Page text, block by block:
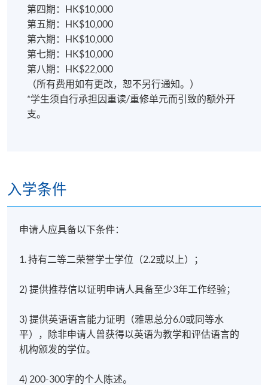
过程中的担任的角色和重要性。在快速发展的商业环
境中，您将瞭解工作组织的动态，特别是组织文化的
重要性。反过来说，这也会培养您规划和推行可持续
的全系统变革方案的能力。
3) 全球商业经济与金融
现今大多企业都需要在各种经济环境中运作，其领导
政与贸易政策）工具及其对企业的影响等概念。企业
一开始也需要股东和贷款人提供资金，之后需要利润
时，就如同在竞争劳动力和市场佔有率一样。在本课
也将学习管理者如何报告企业的财务事务和财务状
该单元将涵盖以下内容；组织战略和战略领导；决定
战略方向：使命愿景和价值观；实践中的战略决策；
系统性创新；转型领导方法和情商；领导者与追随者
第四期：HK$10,000
第五期：HK$10,000
第六期：HK$10,000
第七期：HK$10,000
第八期：HK$22,000
（所有费用如有更改，恕不另行通知。）
*学生须自行承担因重读/重修单元而引致的额外开
支。
入学条件
申请人应具备以下条件：
1. 持有二等二荣誉学士学位（2.2或以上）；
2) 提供推荐信以证明申请人具备至少3年工作经验；
3) 提供英语语言能力证明（雅思总分6.0或同等水
平），除非申请人曾获得以英语为教学和评估语言的
机构颁发的学位。
4) 200-300字的个人陈述。